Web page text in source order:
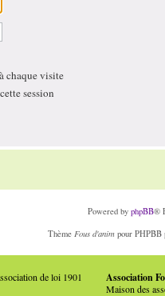
chaque visite
session
Powered by phpBB®
Thème Fous d'anim pour
de loi 1901
Association
Maison des